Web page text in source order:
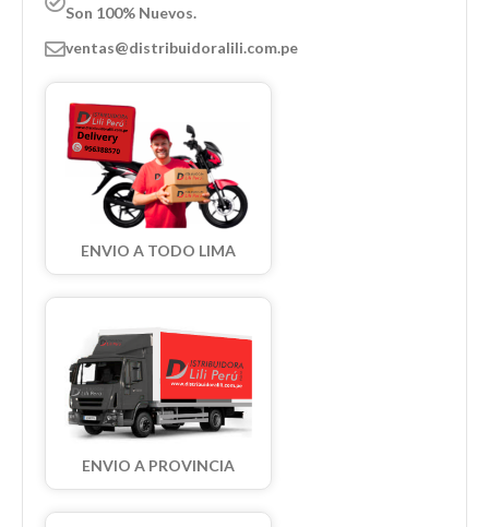
Son 100% Nuevos.
ventas@distribuidoralili.com.pe
ENVIO A TODO LIMA
ENVIO A PROVINCIA